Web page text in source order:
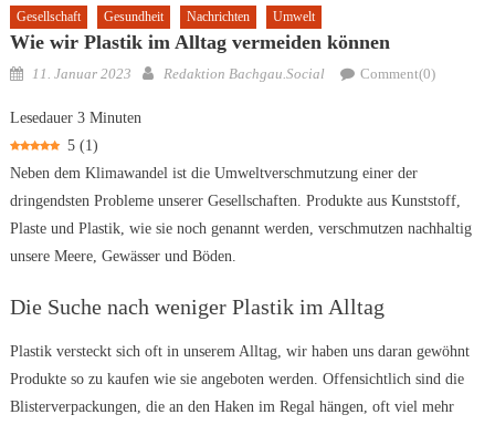
Gesellschaft Gesundheit Nachrichten Umwelt
Wie wir Plastik im Alltag vermeiden können
Posted
11. Januar 2023 Author
Redaktion Bachgau.Social Comment(0)
Lesedauer 3 Minuten
5 (1)
Neben dem Klimawandel ist die Umweltverschmutzung einer der
dringendsten Probleme unserer Gesellschaften. Produkte aus Kunststoff,
Plaste und Plastik, wie sie noch genannt werden, verschmutzen nachhaltig
unsere Meere, Gewässer und Böden.
Die Suche nach weniger Plastik im Alltag
Plastik versteckt sich oft in unserem Alltag, wir haben uns daran gewöhnt
Produkte so zu kaufen wie sie angeboten werden. Offensichtlich sind die
Blisterverpackungen, die an den Haken im Regal hängen, oft viel mehr